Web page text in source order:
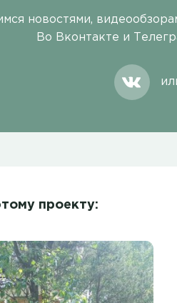
новостями,
Во Вконтакте и
проекту: